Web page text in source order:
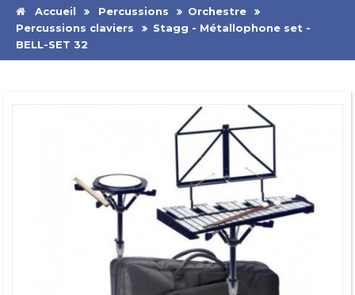
Accueil Percussions
Orchestre
Percussions claviers
Stagg - Métallophone set -
BELL-SET 32